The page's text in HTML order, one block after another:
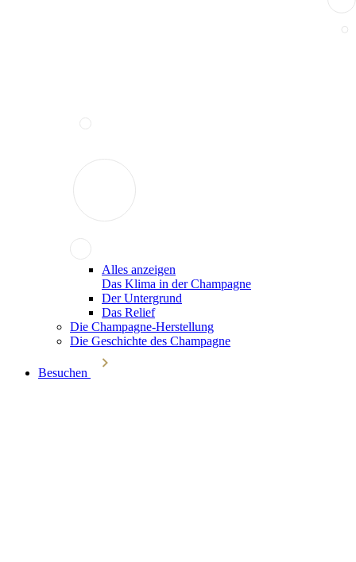
Alles anzeigen
Das Klima in der Champagne
Der Untergrund
Das Relief
Die Champagne-Herstellung
Die Geschichte des Champagne
Besuchen